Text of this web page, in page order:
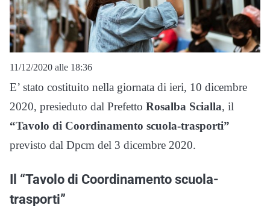
11/12/2020 alle 18:36
E’ stato costituito nella giornata di ieri, 10 dicembre
2020, presieduto dal Prefetto Rosalba Scialla, il
“Tavolo di Coordinamento scuola-trasporti”
previsto dal Dpcm del 3 dicembre 2020.
Il “Tavolo di Coordinamento scuola-
trasporti”